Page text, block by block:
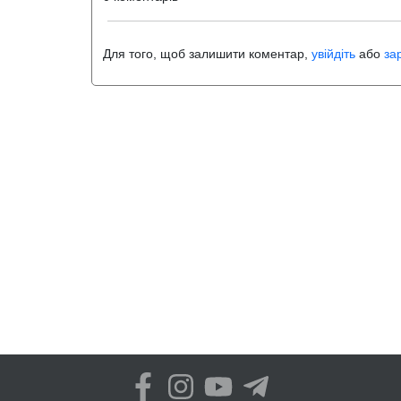
Для того, щоб залишити коментар, увійдіть або